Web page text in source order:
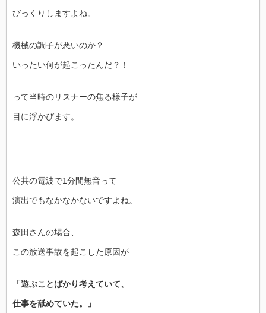
びっくりしますよね。
機械の調子が悪いのか？
いったい何が起こったんだ？！
って当時のリスナーの焦る様子が
目に浮かびます。
公共の電波で1分間無音って
演出でもなかなかないですよね。
森田さんの場合、
この放送事故を起こした原因が
「遊ぶことばかり考えていて、
仕事を舐めていた。」